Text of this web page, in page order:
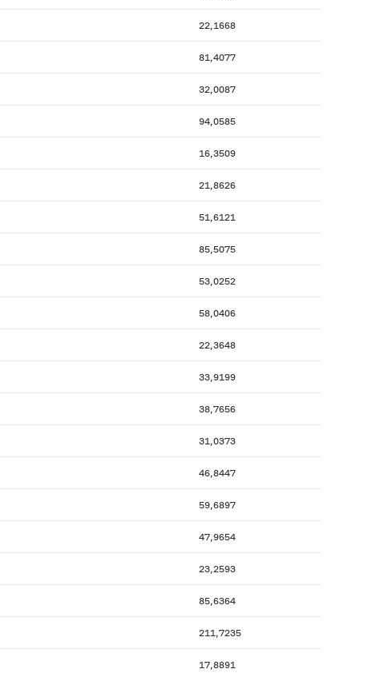
22,1668
81,4077
32,0087
94,0585
16,3509
21,8626
51,6121
85,5075
53,0252
58,0406
22,3648
33,9199
38,7656
31,0373
46,8447
59,6897
47,9654
23,2593
85,6364
211,7235
17,8891